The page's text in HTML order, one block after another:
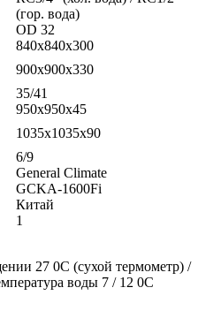
(гор. вода)
OD 32
840х840х300
900х900х330
35/41
950х950х45
1035х1035х90
6/9
General Climate
GCKA-1600Fi
Китай
1
27 0С (сухой термометр) /
воды 7 / 12 0С